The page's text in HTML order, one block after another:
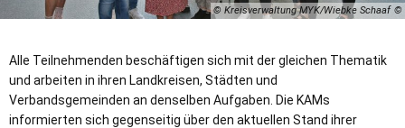
© Kreisverwaltung MYK/Wiebke Schaaf
Alle Teilnehmenden beschäftigen sich mit der gleichen Thematik
und arbeiten in ihren Landkreisen, Städten und
Verbandsgemeinden an denselben Aufgaben. Die KAMs
informierten sich gegenseitig über den aktuellen Stand ihrer